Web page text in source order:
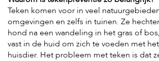
e
Teken komen voor in veel
omgevingen en zelfs in tuinen. Ze
hond na een wandeling in het gras of
vast in de huid om zich te voeden met
huisdier. Het probleem met teken is dat